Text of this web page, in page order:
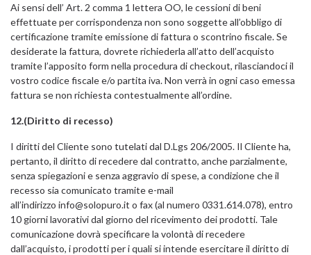
Ai sensi dell’ Art. 2 comma 1 lettera OO, le cessioni di beni
effettuate per corrispondenza non sono soggette all’obbligo di
certificazione tramite emissione di fattura o scontrino fiscale. Se
desiderate la fattura, dovrete richiederla all’atto dell’acquisto
tramite l’apposito form nella procedura di checkout, rilasciandoci il
vostro codice fiscale e/o partita iva. Non verrà in ogni caso emessa
fattura se non richiesta contestualmente all’ordine.
12.(Diritto di recesso)
I diritti del Cliente sono tutelati dal D.Lgs 206/2005. Il Cliente ha,
pertanto, il diritto di recedere dal contratto, anche parzialmente,
senza spiegazioni e senza aggravio di spese, a condizione che il
recesso sia comunicato tramite e-mail
all’indirizzo info@solopuro.it o fax (al numero 0331.614.078), entro
10 giorni lavorativi dal giorno del ricevimento dei prodotti. Tale
comunicazione dovrà specificare la volontà di recedere
dall’acquisto, i prodotti per i quali si intende esercitare il diritto di